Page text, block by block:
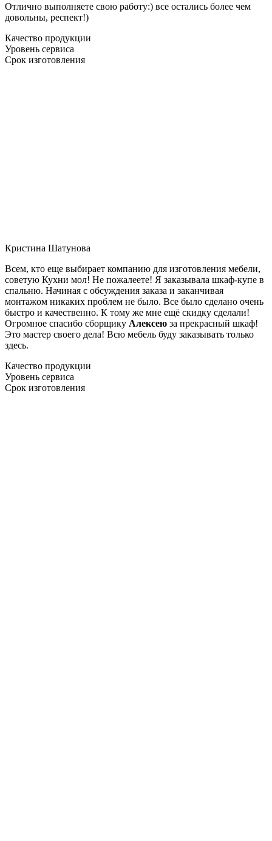
Отлично выполняете свою работу:) все остались более чем
довольны, респект!)
Качество продукции
Уровень сервиса
Срок изготовления
Кристина Шатунова
Всем, кто еще выбирает компанию для изготовления мебели,
советую Кухни мол! Не пожалеете! Я заказывала шкаф-купе в
спальню. Начиная с обсуждения заказа и заканчивая
монтажом никаких проблем не было. Все было сделано очень
быстро и качественно. К тому же мне ещё скидку сделали!
Огромное спасибо сборщику Алексею за прекрасный шкаф!
Это мастер своего дела! Всю мебель буду заказывать только
здесь.
Качество продукции
Уровень сервиса
Срок изготовления